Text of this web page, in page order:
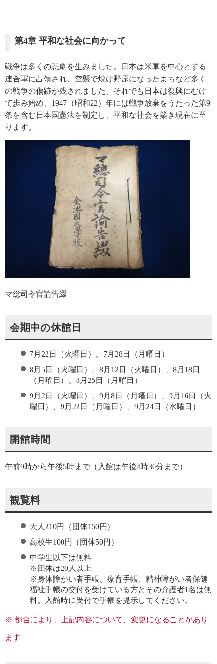
第4章 平和な社会に向かって
戦争は多くの悲劇を生みました。日本は米軍を中心とする
連合軍に占領され、空襲で焼け野原になったまちなど多く
の戦争の傷跡が残されました。それでも日本は復興にむけ
て歩み始め、1947（昭和22）年には戦争放棄をうたった第9
条を含む日本国憲法を制定し、平和な社会を築き現在に至
ります。
マ総司令官諭告綴
会期中の休館日
7月22日（火曜日）、7月28日（月曜日）
8月5日（火曜日）、8月12日（火曜日）、8月18日
（月曜日）、8月25日（月曜日）
9月2日（火曜日）、9月8日（月曜日）、9月16日（火
曜日）、9月22日（月曜日）、9月24日（水曜日）
開館時間
午前9時から午後5時まで（入館は午後4時30分まで）
観覧料
大人210円（団体150円）
高校生100円（団体50円）
中学生以下は無料
※団体は20人以上
※身体障がい者手帳、療育手帳、精神障がい者保健
福祉手帳の交付を受けている方とその介護者1名は無
料。入館時に受付で手帳を提示してください。
※ 都合により、上記内容について、変更になることがあり
ます